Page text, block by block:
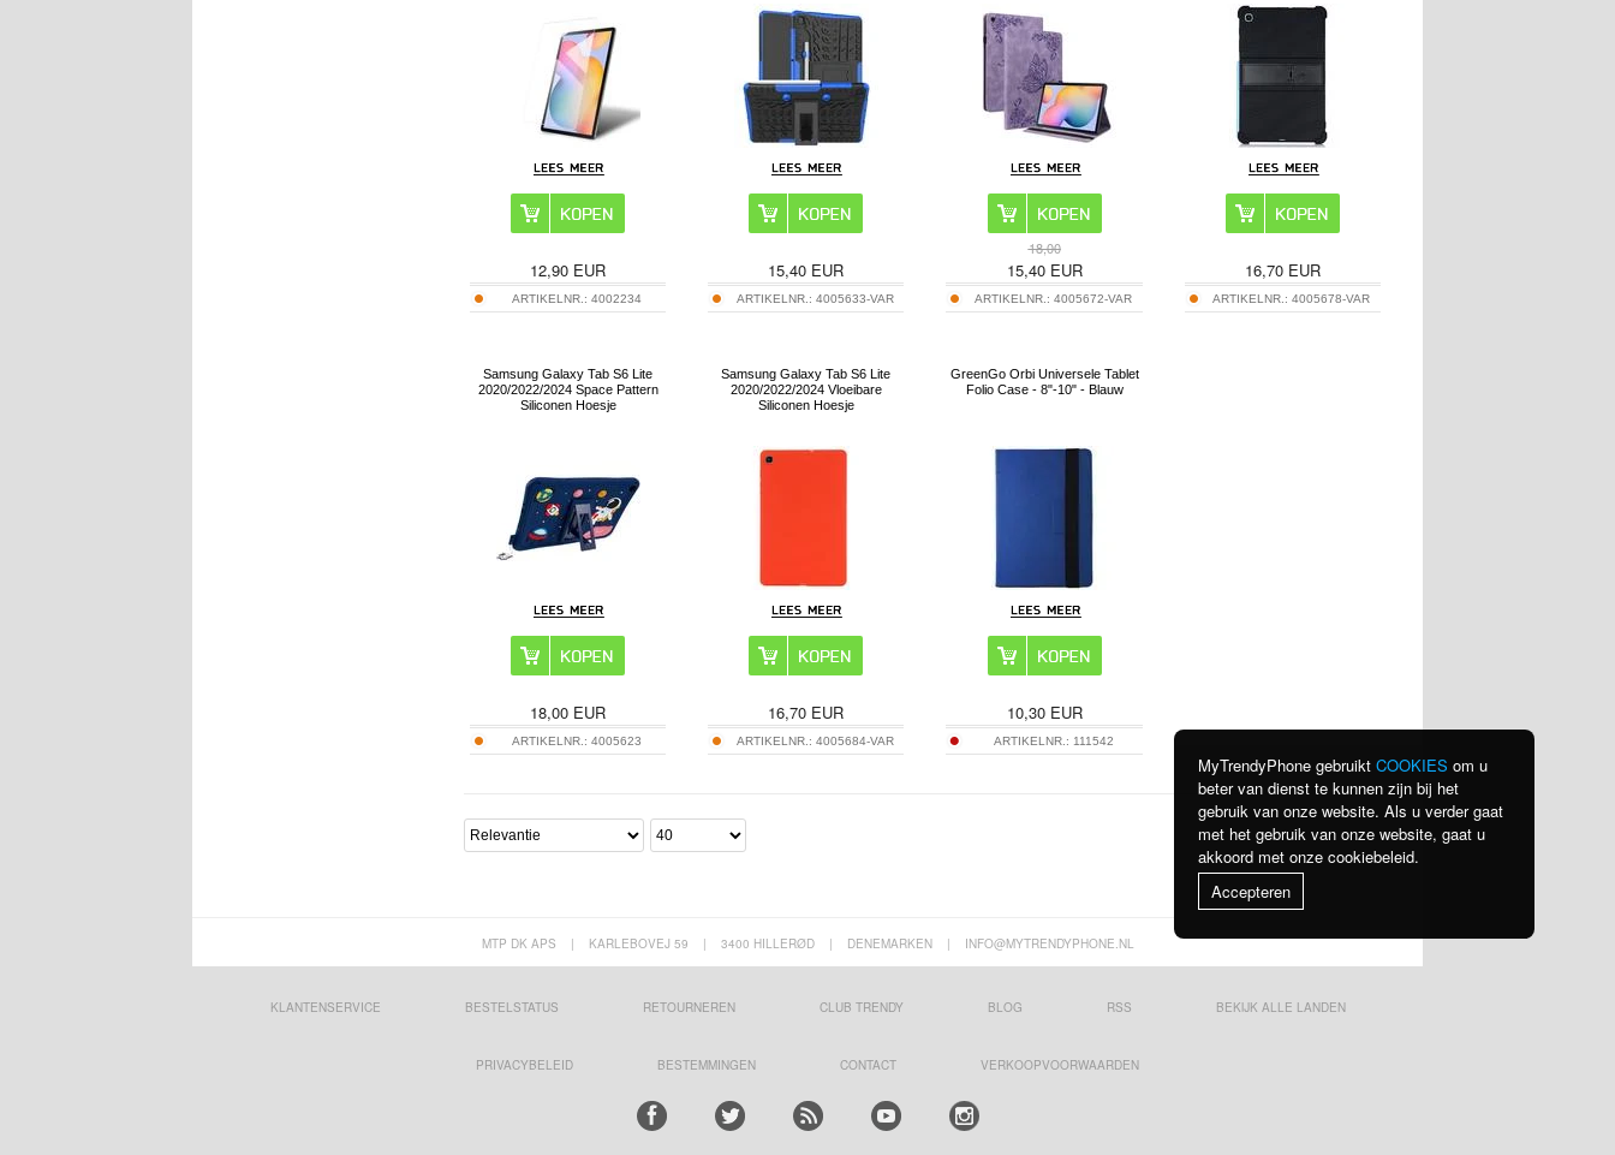
12,90 EUR
ARTIKELNR.:4002234
15,40 EUR
ARTIKELNR.: 4005633-VAR
18,00
15,40EUR
ARTIKELNR.:4005672-VAR
16,70EUR
ARTIKELNR.:4005678-VAR
Samsung Galaxy Tab S6 Lite
2020/2022/2024 Space Pattern
Siliconen Hoesje
18,00 EUR
ARTIKELNR.:4005623
Samsung Galaxy Tab S6 Lite
2020/2022/2024 Vloeibare
Siliconen Hoesje
16,70 EUR
ARTIKELNR.: 4005684-VAR
GreenGo Orbi Universele Tablet
Folio Case - 8"-10" - Blauw
10,30EUR
ARTIKELNR.: 111542
MTP DK APS | KARLEBOVEJ 59 | 3400 HILLERØD | DENEMARKEN | INFO@MYTRENDYPHONE.NL
KLANTENSERVICE BESTELSTATUS RETOURNEREN CLUB TRENDY BLOG RSS BEKIJK ALLE LANDEN
PRIVACYBELEID BESTEMMINGEN CONTACT VERKOOPVOORWAARDEN
MyTrendyPhone gebruikt COOKIES om u
beter van dienst te kunnen zijn bij het
gebruik van onze website. Als u verder gaat
met het gebruik van onze website, gaat u
akkoord met onze cookiebeleid.
Accepteren